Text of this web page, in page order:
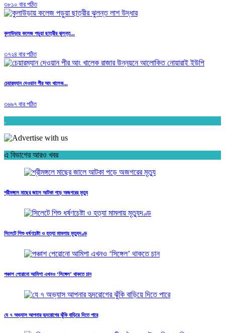
৩৮১০ বার পঠিত
কুলাউড়ায় কলেজ পড়ুয়া ছাত্রীর ঝুলন্ত...
৩৭২৪ বার পঠিত
চেয়ারম্যান দেওয়ান পীর আং খালেক...
৩৬৯৭ বার পঠিত
.
এ বিভাগের আরও খবর
শ্রীমঙ্গলে মাছের জালে আটকা পড়ে অজগরের মৃত্যু
সিলেটে শিশু ধর্ষণচেষ্টা ও হত্যা মামলায় মৃত্যুদণ্ড
পঞ্চাশ পেরোনো আমিশা এখনও ‘সিঙ্গেল’ থাকতে চান
যে ৭ অভ্যাস আপনার হৃদরোগের ঝুঁকি বাড়িয়ে দিতে পারে